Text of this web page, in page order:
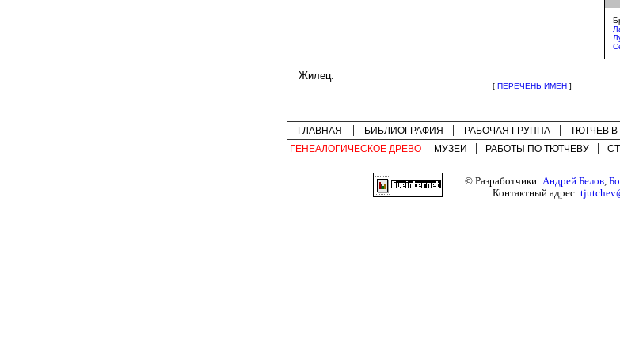
Жилец.
[ ПЕРЕЧЕНЬ ИМЕН ]
ГЛАВНАЯ БИБЛИОГРАФИЯ РАБОЧАЯ ГРУППА ТЮТЧЕВ
ГЕНЕАЛОГИЧЕСКОЕ ДРЕВО
МУЗЕИ РАБОТЫ ПО ТЮТЧЕВУ
© Разработчики: Андрей Белов,
Контактный адрес: